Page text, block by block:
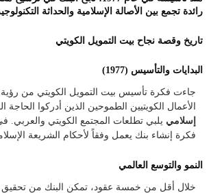
رائدة تجمع بين الأصالة الإسلامية والحداثة
تاريخ وقصة نجاح بيت التمويل الكويتي
البدايات والتأسيس (1977)
جاءت فكرة تأسيس بيت التمويل الكويتي من
الأعمال الكويتيين الطموحين الذين أدركوا الحاجة
إسلامي يلبي تطلعات المجتمع الكويتي والعربي.
فكرة إنشاء بنك يعمل وفقاً لأحكام الشريعة
النمو والتوسع العالمي
خلال أقل من خمسة عقود، تمكن البنك من تحقيق